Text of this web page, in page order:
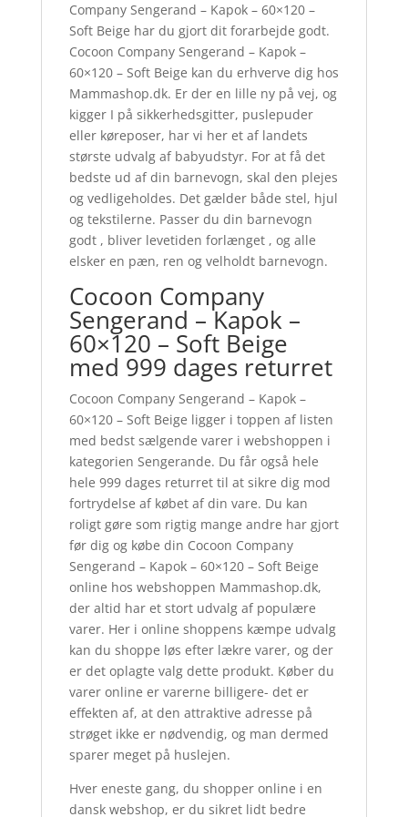
Company Sengerand – Kapok – 60×120 –
Soft Beige har du gjort dit forarbejde godt.
Cocoon Company Sengerand – Kapok –
60×120 – Soft Beige kan du erhverve dig hos
Mammashop.dk. Er der en lille ny på vej, og
kigger I på sikkerhedsgitter, puslepuder
eller køreposer, har vi her et af landets
største udvalg af babyudstyr. For at få det
bedste ud af din barnevogn, skal den plejes
og vedligeholdes. Det gælder både stel, hjul
og tekstilerne. Passer du din barnevogn
godt , bliver levetiden forlænget , og alle
elsker en pæn, ren og velholdt barnevogn.
Cocoon Company
Sengerand – Kapok –
60×120 – Soft Beige
med 999 dages returret
Cocoon Company Sengerand – Kapok –
60×120 – Soft Beige ligger i toppen af listen
med bedst sælgende varer i webshoppen i
kategorien Sengerande. Du får også hele
hele 999 dages returret til at sikre dig mod
fortrydelse af købet af din vare. Du kan
roligt gøre som rigtig mange andre har gjort
før dig og købe din Cocoon Company
Sengerand – Kapok – 60×120 – Soft Beige
online hos webshoppen Mammashop.dk,
der altid har et stort udvalg af populære
varer. Her i online shoppens kæmpe udvalg
kan du shoppe løs efter lækre varer, og der
er det oplagte valg dette produkt. Køber du
varer online er varerne billigere- det er
effekten af, at den attraktive adresse på
strøget ikke er nødvendig, og man dermed
sparer meget på huslejen.
Hver eneste gang, du shopper online i en
dansk webshop, er du sikret lidt bedre